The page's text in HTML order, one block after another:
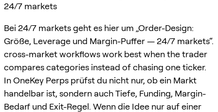
24/7 markets
Bei 24/7 markets geht es hier um „Order-Design:
Größe, Leverage und Margin-Puffer — 24/7 markets“.
cross-market workflows work best when the trader
compares categories instead of chasing one ticker.
In OneKey Perps prüfst du nicht nur, ob ein Markt
handelbar ist, sondern auch Tiefe, Funding, Margin-
Bedarf und Exit-Regel. Wenn die Idee nur auf einer